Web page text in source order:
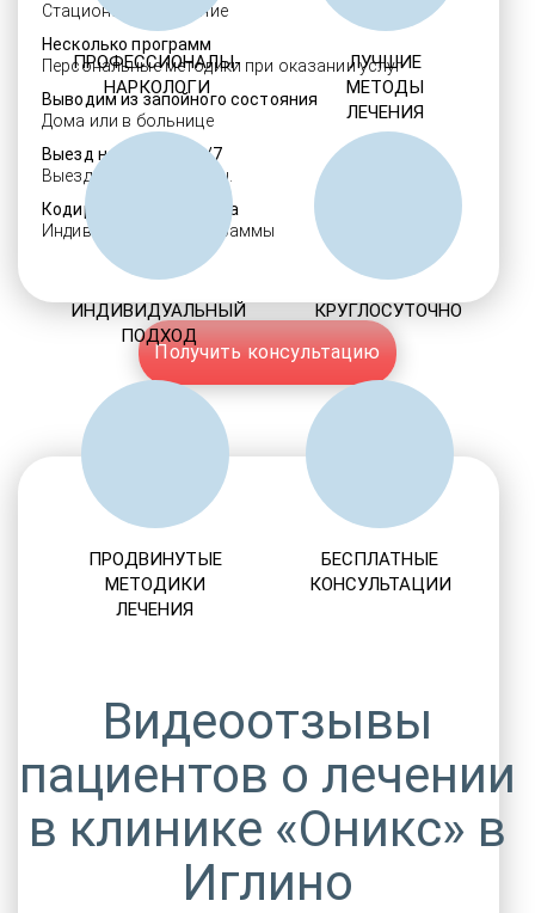
Стационарное лечение
Несколько программ
Персональные методики при оказании услуг
Выводим из запойного состояния
Дома или в больнице
Выезд нарколога 24/7
Выезд в течение 30 мин.
Кодировка алкоголизма
Индивидуальные программы
Получить консультацию
ПРОФЕССИОНАЛЫ-
НАРКОЛОГИ
ЛУЧШИЕ
МЕТОДЫ
ЛЕЧЕНИЯ
ИНДИВИДУАЛЬНЫЙ
ПОДХОД
КРУГЛОСУТОЧНО
ПРОДВИНУТЫЕ
МЕТОДИКИ
ЛЕЧЕНИЯ
БЕСПЛАТНЫЕ
КОНСУЛЬТАЦИИ
Видеоотзывы
пациентов о лечении
в клинике «Оникс» в
Иглино